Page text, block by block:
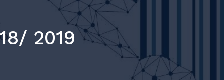
2019